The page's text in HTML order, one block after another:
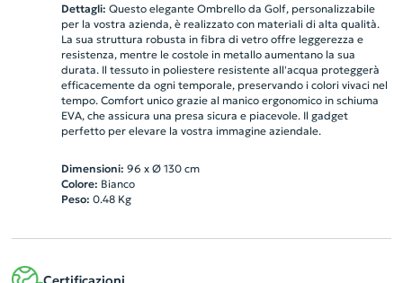
Dettagli: Questo elegante Ombrello da Golf, personalizzabile
per la vostra azienda, è realizzato con materiali di alta qualità.
La sua struttura robusta in fibra di vetro offre leggerezza e
resistenza, mentre le costole in metallo aumentano la sua
durata. Il tessuto in poliestere resistente all'acqua proteggerà
efficacemente da ogni temporale, preservando i colori vivaci nel
tempo. Comfort unico grazie al manico ergonomico in schiuma
EVA, che assicura una presa sicura e piacevole. Il gadget
perfetto per elevare la vostra immagine aziendale.
Dimensioni: 96 x Ø 130 cm
Colore: Bianco
Peso: 0.48Kg